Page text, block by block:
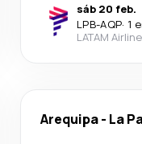
sáb 20 feb.
LPB-AQP· 1
LATAM
Arequipa- La